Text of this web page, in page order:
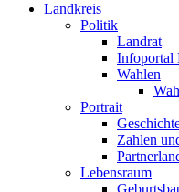
Landkreis
Politik
Landrat
Infoportal
Wahlen
Portrait
Zahlen
Lebensraum